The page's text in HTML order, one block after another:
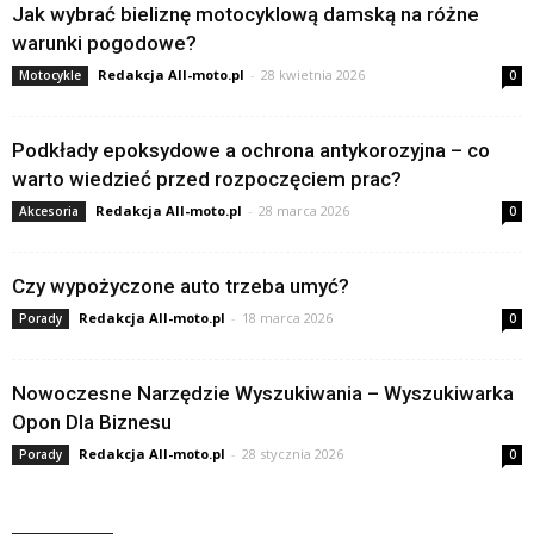
Jak wybrać bieliznę motocyklową damską na różne
warunki pogodowe?
Motocykle Redakcja All-moto.pl - 28 kwietnia 2026 0
Podkłady epoksydowe a ochrona antykorozyjna – co
warto wiedzieć przed rozpoczęciem prac?
Akcesoria Redakcja All-moto.pl - 28 marca 2026 0
Czy wypożyczone auto trzeba umyć?
Porady Redakcja All-moto.pl - 18 marca 2026 0
Nowoczesne Narzędzie Wyszukiwania – Wyszukiwarka
Opon Dla Biznesu
Porady Redakcja All-moto.pl - 28 stycznia 2026 0